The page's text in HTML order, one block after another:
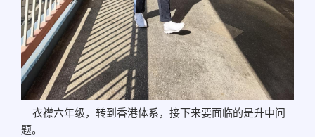
衣襟六年级，转到香港体系，接下来要面临的是升中问
题。